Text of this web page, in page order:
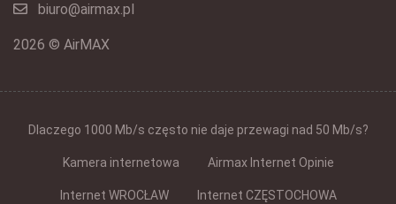
biuro@airmax.pl
2026 © AirMAX
Dlaczego 1000 Mb/s często nie daje przewagi nad 50 Mb/s?
Kamera internetowa Airmax Internet Opinie
Internet WROCŁAW Internet CZĘSTOCHOWA